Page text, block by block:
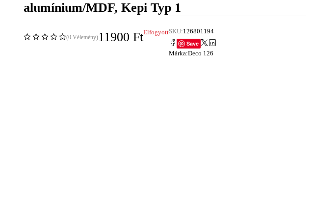
alumínium/MDF, Kepi Typ 1
(0 Vélemény)11900 FtElfogyottSKU:126801194
Save
Márka:Deco 126